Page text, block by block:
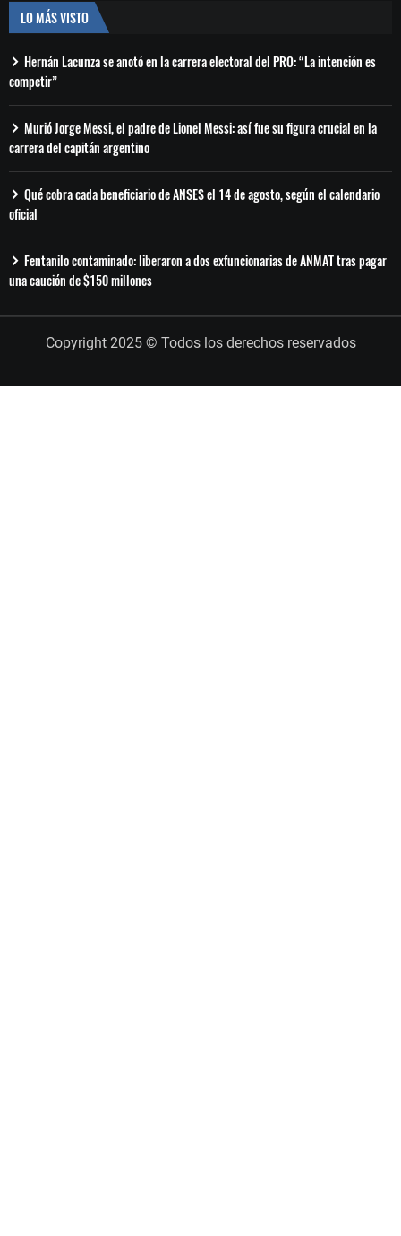
LO MÁS VISTO
Hernán Lacunza se anotó en la carrera electoral del PRO: “La intención es
competir”
Murió Jorge Messi, el padre de Lionel Messi: así fue su figura crucial en la
carrera del capitán argentino
Qué cobra cada beneficiario de ANSES el 14 de agosto, según el calendario
oficial
Fentanilo contaminado: liberaron a dos exfuncionarias de ANMAT tras pagar
una caución de $150 millones
Copyright 2025 © Todos los derechos reservados